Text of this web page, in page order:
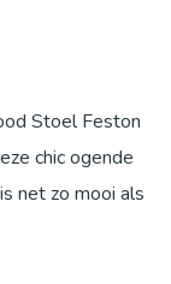
Stoel Feston
chic ogende
net zo mooi als
kuipstoel van